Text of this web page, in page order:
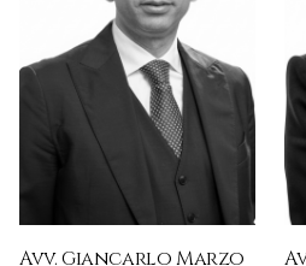
Avv. Giancarlo Marzo